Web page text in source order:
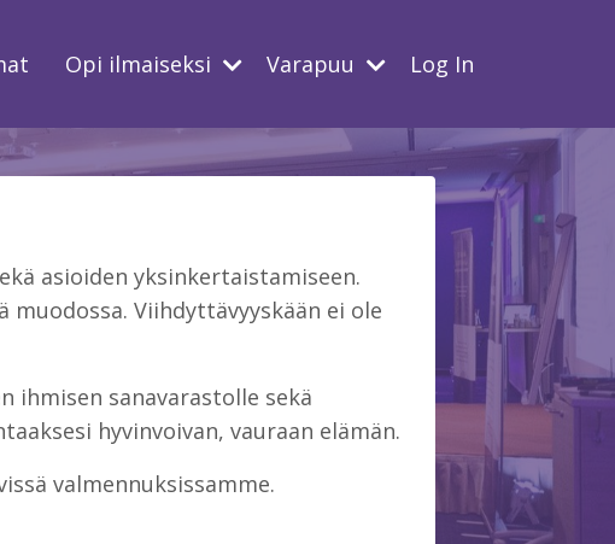
Opi ilmaiseksi Varapuu Log In
asioiden yksinkertaistamiseen.
Viihdyttävyyskään ei ole
ihmisen sanavarastolle sekä
hyvinvoivan, vauraan elämän.
valmennuksissamme.